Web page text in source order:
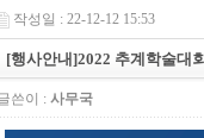
작성일 : 22-12-12 15:53
[행사안내]2022 추계학술대
쓴이 : 사무국